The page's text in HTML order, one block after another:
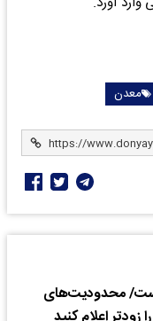
معدن
است/ محدودیت‌های